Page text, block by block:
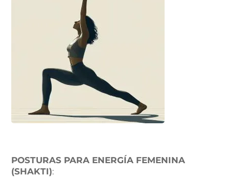
POSTURAS PARA ENERGÍA FEMENINA
(SHAKTI):